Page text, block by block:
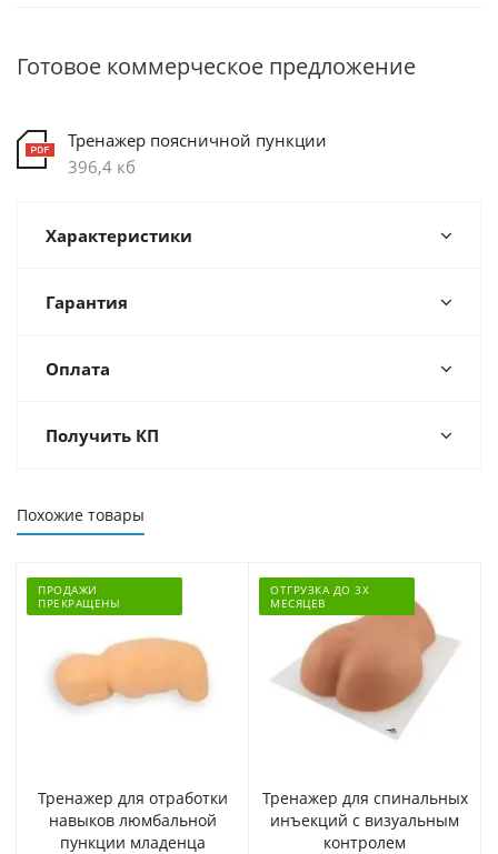
Готовое коммерческое предложение
Тренажер поясничной пункции
396,4 кб
Характеристики
Гарантия
Оплата
Получить КП
Похожие товары
ПРОДАЖИ
ПРЕКРАЩЕНЫ
Тренажер для отработки
навыков люмбальной
пункции младенца
ОТГРУЗКА ДО 3Х
МЕСЯЦЕВ
Тренажер для спинальных
инъекций с визуальным
контролем